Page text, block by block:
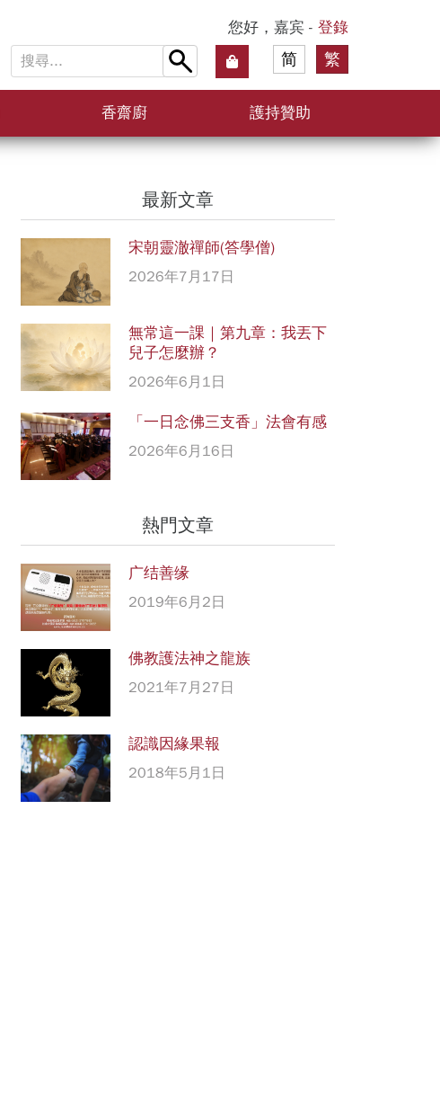
您好，嘉宾 - 登錄
简 繁
搜
尋
字:
香齋廚 護持贊助
最新文章
宋朝靈澈禪師(答學僧)
2026年7月17日
無常這一課｜第九章：我丟下
兒子怎麼辦？
2026年6月1日
「一日念佛三支香」法會有感
2026年6月16日
熱門文章
广结善缘
2019年6月2日
佛教護法神之龍族
2021年7月27日
認識因緣果報
2018年5月1日